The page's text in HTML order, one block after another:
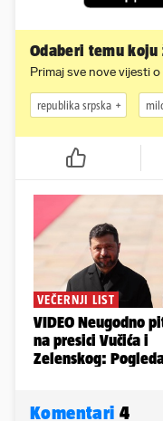
Odaberi temu
Primaj sve nove vijesti
republika srpska
Komentari 4